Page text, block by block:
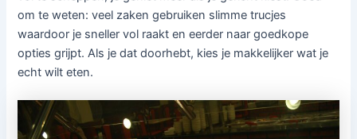
om te weten: veel zaken gebruiken slimme trucjes
waardoor je sneller vol raakt en eerder naar goedkope
opties grijpt. Als je dat doorhebt, kies je makkelijker wat je
echt wilt eten.